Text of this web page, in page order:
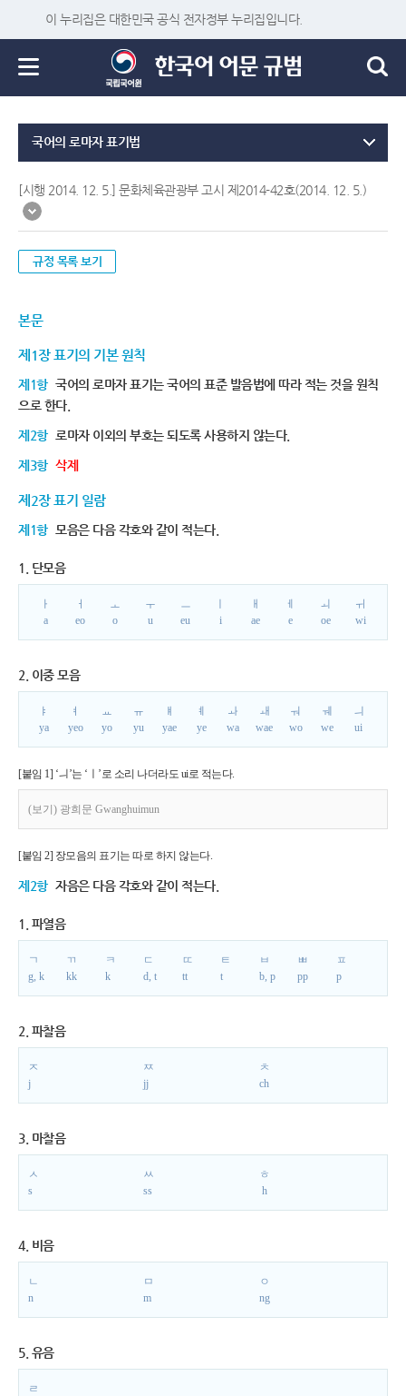
이 누리집은 대한민국 공식 전자정부 누리집입니다.
국어의 로마자 표기법
[시행 2014. 12. 5.] 문화체육관광부 고시 제2014-42호(2014. 12. 5.)
규정 목록 보기
본문
제1장 표기의 기본 원칙
제1항 국어의 로마자 표기는 국어의 표준 발음법에 따라 적는 것을 원칙
으로 한다.
제2항 로마자 이외의 부호는 되도록 사용하지 않는다.
제3항 삭제
제2장 표기 일람
제1항 모음은 다음 각호와 같이 적는다.
1. 단모음
ㅏ
a
ㅓ
eo
ㅗ
o
ㅜ
u
ㅡ
eu
i
ㅐ
ae
ㅔ
e
ㅚ
oe
ㅟ
wi
2. 이중 모음
ㅑ
ya
ㅕ
yeo
ㅛ
yo
ㅠ
yu
ㅒ
yae
ㅖ
ye
ㅘ
wa
ㅙ
wae
ㅝ
wo
ㅞ
we
ㅢ
ui
[붙임 1] ‘ㅢ’는 ‘ㅣ’로 소리 나더라도 ui로 적는다.
(보기) 광희문 Gwanghuimun
[붙임 2] 장모음의 표기는 따로 하지 않는다.
제2항 자음은 다음 각호와 같이 적는다.
1. 파열음
ㄱ
g, k
ㄲ
kk
ㅋ
k
ㄷ
d, t
ㄸ
tt
ㅌ
t
ㅂ
b, p
ㅃ
pp
ㅍ
p
2. 파찰음
ㅈ
j
ㅉ
jj
ㅊ
ch
3. 마찰음
ㅅ
s
ㅆ
ss
ㅎ
h
4. 비음
ㄴ
n
ㅁ
m
ㅇ
ng
5. 유음
ㄹ